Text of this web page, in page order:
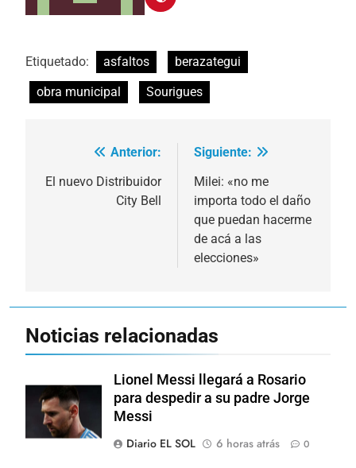
Etiquetado: asfaltos
berazategui
obra municipal
Sourigues
Navegación
de
Anterior:
El nuevo Distribuidor
City Bell
Siguiente:
Milei: «no me
importa todo el daño
que puedan hacerme
de acá a las
elecciones»
Noticias relacionadas
Lionel Messi llegará a Rosario
para despedir a su padre Jorge
Messi
Diario EL SOL
6 horas atrás 0